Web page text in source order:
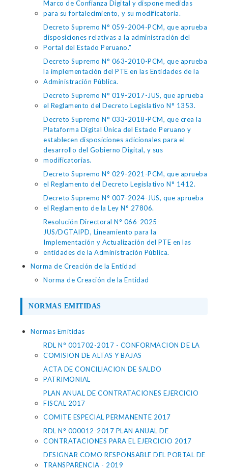
Marco de Confianza Digital y dispone medidas
para su fortalecimiento, y su modificatoria.
Decreto Supremo N° 059-2004-PCM, que aprueba
disposiciones relativas a la administración del
Portal del Estado Peruano."
Decreto Supremo N° 063-2010-PCM, que aprueba
la implementación del PTE en las Entidades de la
Administración Pública.
Decreto Supremo N° 019-2017-JUS, que aprueba
el Reglamento del Decreto Legislativo N° 1353.
Decreto Supremo N° 033-2018-PCM, que crea la
Plataforma Digital Única del Estado Peruano y
establecen disposiciones adicionales para el
desarrollo del Gobierno Digital, y sus
modificatorias.
Decreto Supremo N° 029-2021-PCM, que aprueba
el Reglamento del Decreto Legislativo N° 1412.
Decreto Supremo N° 007-2024-JUS, que aprueba
el Reglamento de la Ley N° 27806.
Resolución Directoral N° 066-2025-
JUS/DGTAIPD, Lineamiento para la
Implementación y Actualización del PTE en las
entidades de la Administración Pública.
Norma de Creación de la Entidad
Norma de Creación de la Entidad
NORMAS EMITIDAS
Normas Emitidas
RDL N° 001702-2017 - CONFORMACION DE LA
COMISION DE ALTAS Y BAJAS
ACTA DE CONCILIACION DE SALDO
PATRIMONIAL
PLAN ANUAL DE CONTRATACIONES EJERCICIO
FISCAL 2017
COMITE ESPECIAL PERMANENTE 2017
RDL N° 000012-2017 PLAN ANUAL DE
CONTRATACIONES PARA EL EJERCICIO 2017
DESIGNAR COMO RESPONSABLE DEL PORTAL DE
TRANSPARENCIA - 2019